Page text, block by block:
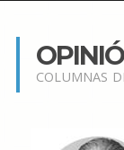
COLUMNAS